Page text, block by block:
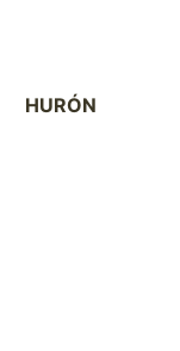
HURÓN